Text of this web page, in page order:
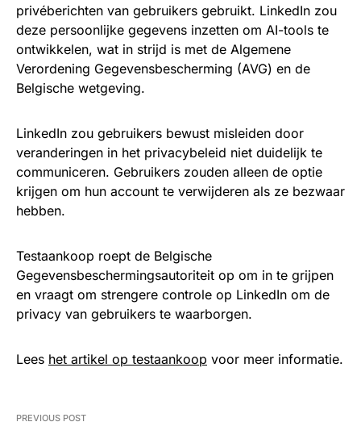
privéberichten van gebruikers gebruikt. LinkedIn zou
deze persoonlijke gegevens inzetten om AI-tools te
ontwikkelen, wat in strijd is met de Algemene
Verordening Gegevensbescherming (AVG) en de
Belgische wetgeving.
LinkedIn zou gebruikers bewust misleiden door
veranderingen in het privacybeleid niet duidelijk te
communiceren. Gebruikers zouden alleen de optie
krijgen om hun account te verwijderen als ze bezwaar
hebben.
Testaankoop roept de Belgische
Gegevensbeschermingsautoriteit op om in te grijpen
en vraagt om strengere controle op LinkedIn om de
privacy van gebruikers te waarborgen.
Lees het artikel op testaankoop voor meer informatie.
PREVIOUS POST